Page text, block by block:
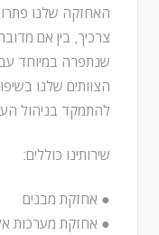
האחזקה שלנו
צרכיך, בין אם
שנתפרה במיוחד
הצוותים שלנו
להתמקד בניהול
שירותינו כוללים:
● אחזקת מבנים
● אחזקת מערכות